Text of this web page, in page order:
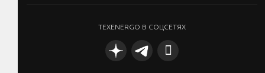
TEXENERGO В СОЦСЕТЯХ